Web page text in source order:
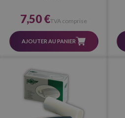
7,50 €TVA comprise
AJOUTER AU PANIER